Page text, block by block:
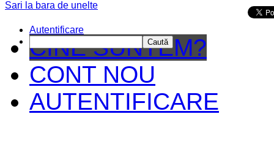
CINE SUNTEM?
CONT NOU
AUTENTIFICARE
Sari la bara de unelte
Autentificare
Caută